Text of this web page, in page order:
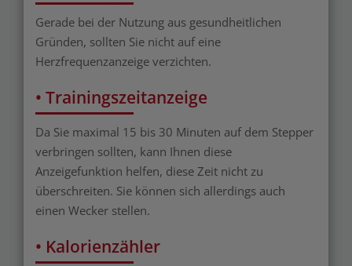
Gerade bei der Nutzung aus gesundheitlichen
Gründen, sollten Sie nicht auf eine
Herzfrequenzanzeige verzichten.
• Trainingszeitanzeige
Da Sie maximal 15 bis 30 Minuten auf dem Stepper
verbringen sollten, kann Ihnen diese
Anzeigefunktion helfen, diese Zeit nicht zu
überschreiten. Sie können sich allerdings auch
einen Wecker stellen.
• Kalorienzähler